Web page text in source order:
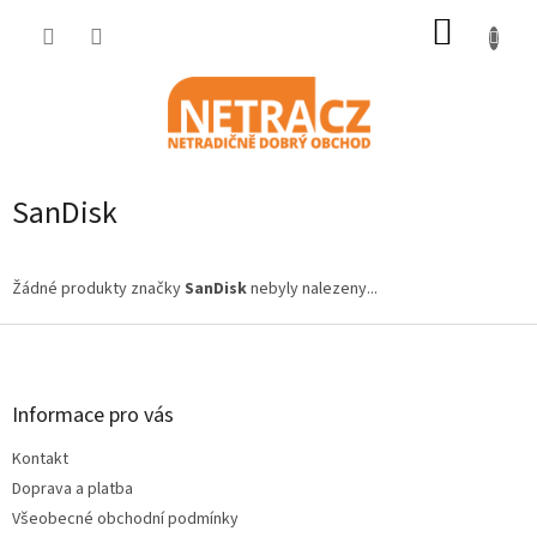
SanDisk
Žádné produkty značkySanDisknebyly nalezeny...
Z
Informace pro vás
Kontakt
Doprava a platba
Všeobecné obchodní podmínky